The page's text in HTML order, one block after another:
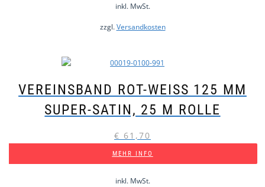
inkl. MwSt.
zzgl.Versandkosten
VEREINSBAND ROT-WEISS 125 MM S
UPER-SATIN, 25 M ROLLE
€ 61,70
MEHR INFO
inkl. MwSt.